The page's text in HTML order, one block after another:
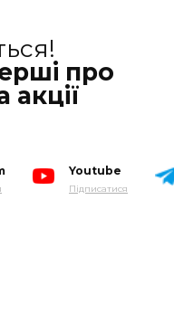
про
акції
Youtube
Підписатися